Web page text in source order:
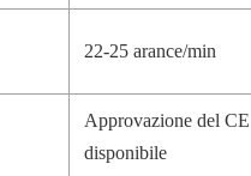
22-25 arance/min
Approvazione del CE
disponibile